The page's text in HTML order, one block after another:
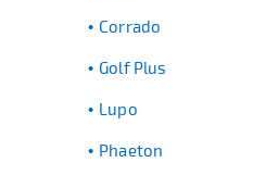
Corrado
Golf Plus
Lupo
Phaeton